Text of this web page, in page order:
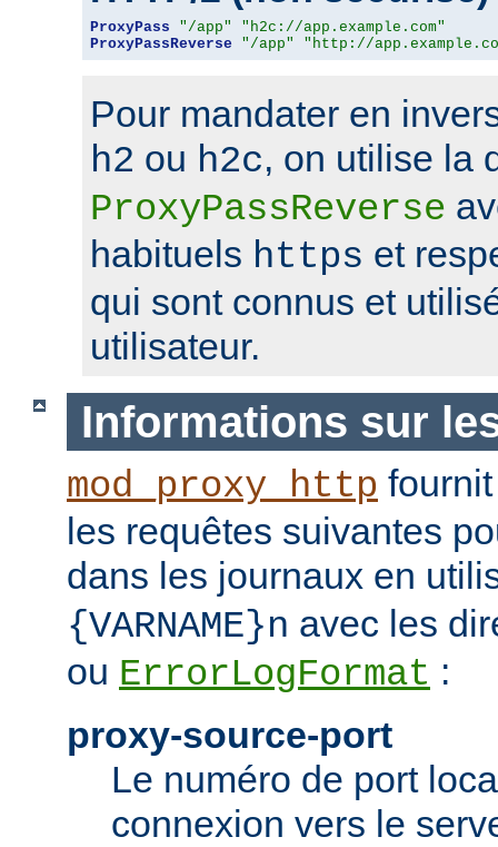
ProxyPass "/app"
"h2c://app.example.com"
ProxyPassReverse
"/app" "http://
Pour mandater en
h2 ou h2c, on utilise la
ProxyPassReverse
habituels https et
qui sont connus et
utilisateur.
Informations sur
mod_proxy_http
les requêtes suivantes
dans les journaux en
{VARNAME}n avec les
ou ErrorLogFormat :
proxy-source-port
Le numéro de port
connexion vers le